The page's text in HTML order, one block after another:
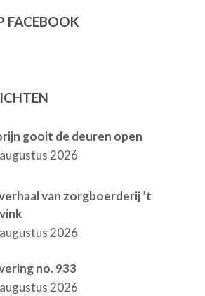
FACEBOOK
gooit de deuren open
2026
van zorgboerderij ’t
2026
no. 933
2026